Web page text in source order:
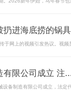
扔进海底捞的锅
于网上的视频引发热议。视频
有限公司成立 注
备制造有限公司成立，法定